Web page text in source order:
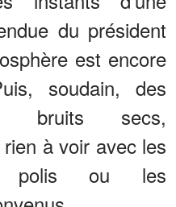
du président
est encore
soudain, des
bruits secs,
rien à voir avec les
polis ou les